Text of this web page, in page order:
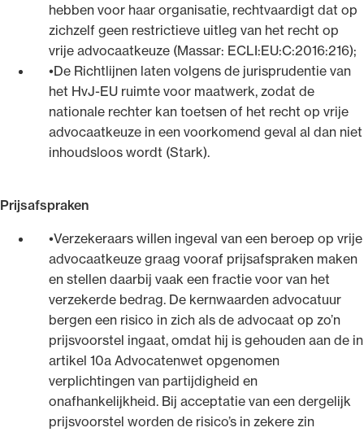
hebben voor haar organisatie, rechtvaardigt dat op
zichzelf geen restrictieve uitleg van het recht op
vrije advocaatkeuze (Massar: ECLI:EU:C:2016:216);
De Richtlijnen laten volgens de jurisprudentie van
het HvJ-EU ruimte voor maatwerk, zodat de
nationale rechter kan toetsen of het recht op vrije
advocaatkeuze in een voorkomend geval al dan niet
inhoudsloos wordt (Stark).
Prijsafspraken
Verzekeraars willen ingeval van een beroep op vrije
advocaatkeuze graag vooraf prijsafspraken maken
en stellen daarbij vaak een fractie voor van het
verzekerde bedrag. De kernwaarden advocatuur
bergen een risico in zich als de advocaat op zo’n
prijsvoorstel ingaat, omdat hij is gehouden aan de in
artikel 10a Advocatenwet opgenomen
verplichtingen van partijdigheid en
onafhankelijkheid. Bij acceptatie van een dergelijk
prijsvoorstel worden de risico’s in zekere zin